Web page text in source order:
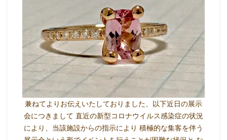
兼ねてよりお伝えいたしておりました、以下近日の展示
会につきまして 直近の新型コロナウイルス感染症の状況
により、当該施設からの指示により 積極的な集客を伴う